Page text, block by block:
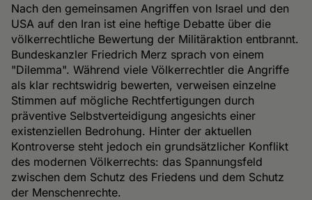
Nach den gemeinsamen Angriffen von Israel und den
USA auf den Iran ist eine heftige Debatte über die
völkerrechtliche Bewertung der Militäraktion entbrannt.
Bundeskanzler Friedrich Merz sprach von einem
"Dilemma". Während viele Völkerrechtler die Angriffe
als klar rechtswidrig bewerten, verweisen einzelne
Stimmen auf mögliche Rechtfertigungen durch
präventive Selbstverteidigung angesichts einer
existenziellen Bedrohung. Hinter der aktuellen
Kontroverse steht jedoch ein grundsätzlicher Konflikt
des modernen Völkerrechts: das Spannungsfeld
zwischen dem Schutz des Friedens und dem Schutz
der Menschenrechte.